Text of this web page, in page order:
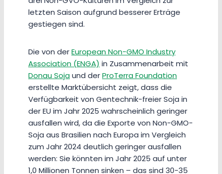
letzten Saison aufgrund besserer Erträge
gestiegen sind.
Die von derEuropean Non-GMO Industry
Association (ENGA) in Zusammenarbeit mit
Donau Sojaund derProTerra Foundation
erstellte Marktübersicht zeigt, dass die
Verfügbarkeit von Gentechnik-freier Soja in
der EU im Jahr 2025 wahrscheinlich geringer
ausfallen wird, da die Exporte von Non-GMO-
Soja aus Brasilien nach Europa im Vergleich
zum Jahr 2024 deutlich geringer ausfallen
werden: Sie könnten im Jahr 2025 auf unter
1,0 Millionen Tonnen sinken – das sind 30-35